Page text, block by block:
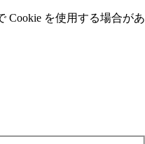
Cookie を使⽤する場合があ